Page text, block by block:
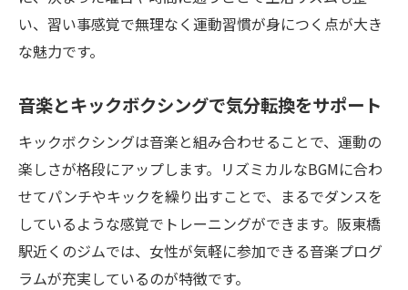
い、習い事感覚で無理なく運動習慣が身につく点が大き
な魅力です。
音楽とキックボクシングで気分転換をサポート
キックボクシングは音楽と組み合わせることで、運動の
楽しさが格段にアップします。リズミカルなBGMに合わ
せてパンチやキックを繰り出すことで、まるでダンスを
しているような感覚でトレーニングができます。阪東橋
駅近くのジムでは、女性が気軽に参加できる音楽プログ
ラムが充実しているのが特徴です。